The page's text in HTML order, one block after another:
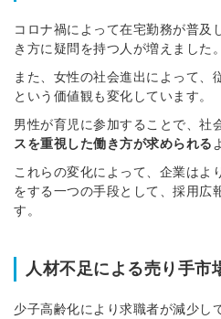
コロナ禍によって在宅勤務が普及
き方に疑問を持つ人が増えました。
また、女性の社会進出によって、
という価値観も変化しています。
男性が育児に参加することで、社
スを重視した働き方が求められる
これらの変化によって、企業はよ
をする一つの手段として、採用広
す。
人材不足による売り手市
少子高齢化により求職者が減少し